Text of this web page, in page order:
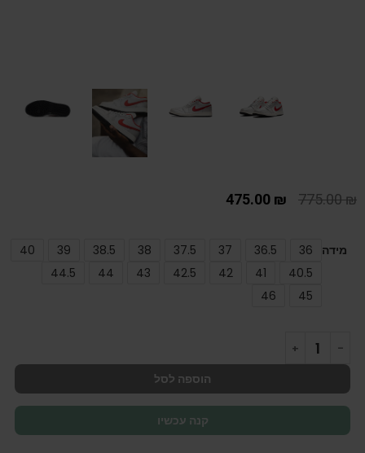
775.00₪
475.00 ₪
מידה 36
36.5
37
37.5
38
38.5
39
40
40.5
41
42
42.5
43
44
44.5
45
46
הוספה לסל
קנה עכשיו